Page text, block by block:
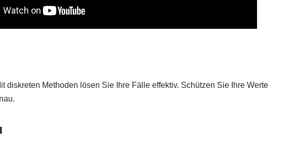
Methoden lösen Sie Ihre Fälle effektiv. Schützen Sie Ihre Werte